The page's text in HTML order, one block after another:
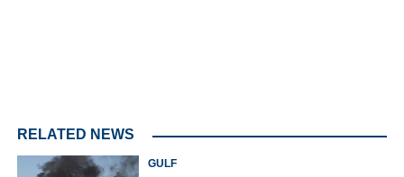
RELATED NEWS
GULF